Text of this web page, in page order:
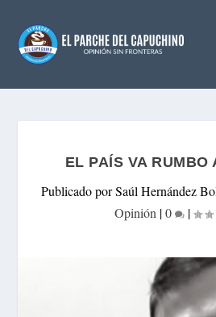
EL PAÍS VA RUMBO
Publicado porSaúl Hernández
Opinión |0 |